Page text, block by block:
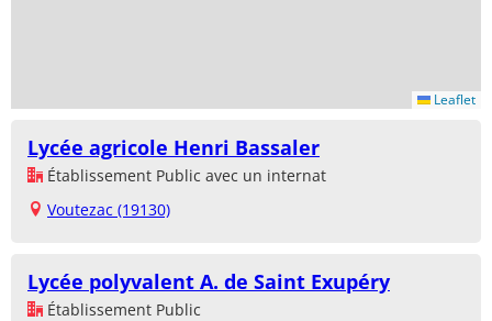
Leaflet
Lycée agricole Henri Bassaler
Établissement Public avec un internat
Voutezac (19130)
Lycée polyvalent A. de Saint Exupéry
Établissement Public